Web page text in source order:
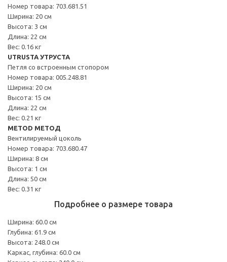
Номер товара: 703.681.51
Ширина: 20 см
Высота: 3 см
Длина: 22 см
Вес: 0.16 кг
UTRUSTA УТРУСТА
Петля со встроенным стопором
Номер товара: 005.248.81
Ширина: 20 см
Высота: 15 см
Длина: 22 см
Вес: 0.21 кг
METOD МЕТОД
Вентилируемый цоколь
Номер товара: 703.680.47
Ширина: 8 см
Высота: 1 см
Длина: 50 см
Вес: 0.31 кг
Подробнее о размере товара
Ширина: 60.0 см
Глубина: 61.9 см
Высота: 248.0 см
Каркас, глубина: 60.0 см